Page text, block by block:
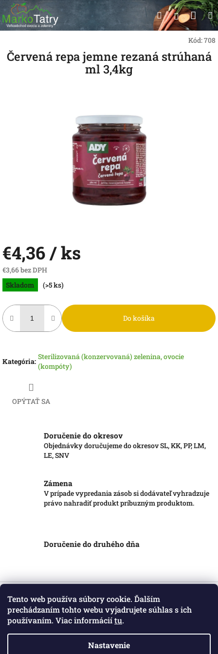
Tento web používa súbory cookie. Ďalším
prechádzaním tohto webu vyjadrujete súhlas s ich
používaním. Viac informáciítu.
Nastavenie
Prejsť
na
obsah
Hľadať
Kód:708
Červená repa jemne rezaná strúhaná
ml 3,4kg
€4,36 / ks
€3,66 bez DPH
Jednotková
cena:
Skladom (>5 ks)
Do košíka
Kategória:
Sterilizovaná (konzervovaná) zelenina, ovocie
(kompóty)
OPÝTAŤ SA
Doručenie do okresov
Objednávky doručujeme do okresov SL, KK, PP, LM,
LE, SNV
Zámena
V prípade vypredania zásob si dodávateľ vyhradzuje
právo nahradiť produkt príbuzným produktom.
Doručenie do druhého dňa
Z
Informácie pre vás
Obchodné podmienky